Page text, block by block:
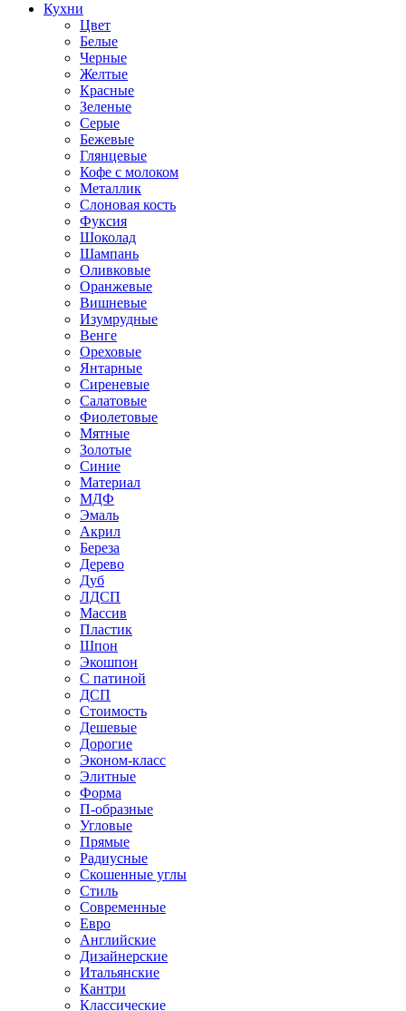
Кухни
Цвет
Белые
Черные
Желтые
Красные
Зеленые
Серые
Бежевые
Глянцевые
Кофе с молоком
Металлик
Слоновая кость
Фуксия
Шоколад
Шампань
Оливковые
Оранжевые
Вишневые
Изумрудные
Венге
Ореховые
Янтарные
Сиреневые
Салатовые
Фиолетовые
Мятные
Золотые
Синие
Материал
МДФ
Эмаль
Акрил
Береза
Дерево
Дуб
ЛДСП
Массив
Пластик
Шпон
Экошпон
С патиной
ДСП
Стоимость
Дешевые
Дорогие
Эконом-класс
Элитные
Форма
П-образные
Угловые
Прямые
Радиусные
Скошенные углы
Стиль
Современные
Евро
Английские
Дизайнерские
Итальянские
Кантри
Классические